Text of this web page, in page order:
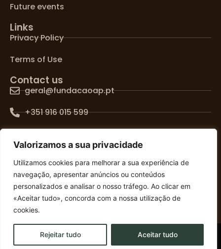
Valorizamos a sua privacidade
Utilizamos cookies para melhorar a sua experiência de
navegação, apresentar anúncios ou conteúdos
personalizados e analisar o nosso tráfego. Ao clicar em
«Aceitar tudo», concorda com a nossa utilização de
cookies.
Rejeitar tudo Aceitar tudo
Future events
Links
Privacy Policy
Terms of Use
Contact us
geral@fundacaoap.pt
+351 916 015 599
FOLLOW US ON SOCIAL MEDIA
© 2026 FUNDAÇÃO ANTÓNIO PARGANA. ALL RIGHTS
RESERVED.